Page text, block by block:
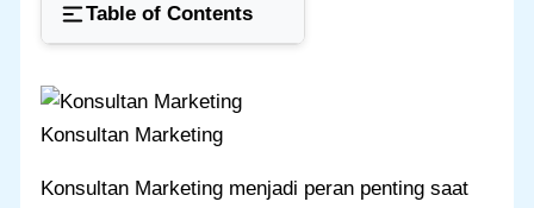
Table of Contents
Konsultan Marketing
Konsultan Marketing menjadi peran penting saat